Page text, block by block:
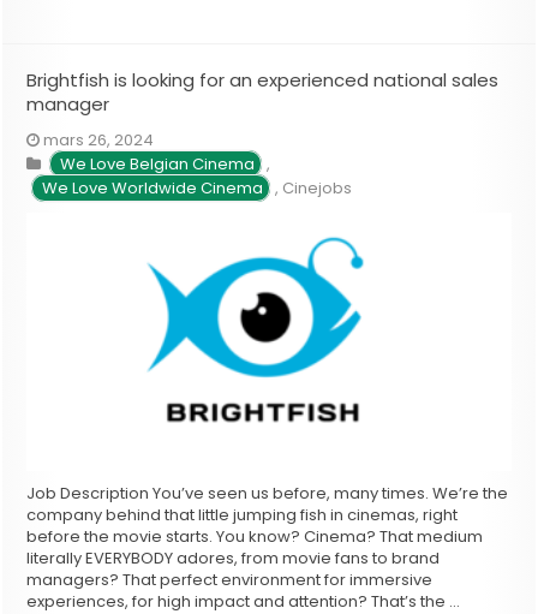
Brightfish is looking for an experienced national sales
manager
mars 26, 2024
We Love Belgian Cinema ,
We Love Worldwide Cinema , Cinejobs
Job Description You’ve seen us before, many times. We’re the
company behind that little jumping fish in cinemas, right
before the movie starts. You know? Cinema? That medium
literally EVERYBODY adores, from movie fans to brand
managers? That perfect environment for immersive
experiences, for high impact and attention? That’s the …